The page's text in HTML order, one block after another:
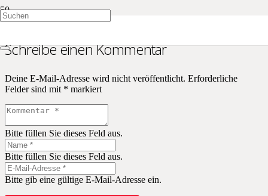
Schreibe einen Kommentar
Deine E-Mail-Adresse wird nicht veröffentlicht. Erforderliche
Felder sind mit * markiert
Bitte füllen Sie dieses Feld aus.
Bitte füllen Sie dieses Feld aus.
Bitte gib eine gültige E-Mail-Adresse ein.